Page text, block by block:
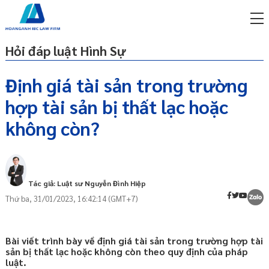
Hỏi đáp luật Hình Sự
Định giá tài sản trong trường
hợp tài sản bị thất lạc hoặc
không còn?
Tác giả: Luật sư Nguyễn Đình Hiệp
Thứ ba, 31/01/2023, 16:42:14 (GMT+7)
Bài viết trình bày về định giá tài sản trong trường hợp tài
sản bị thất lạc hoặc không còn theo quy định của pháp
luật.
1. Cơ sở pháp lý
phí qua zalo
sư trực tuyến online
ty/doanh nghiệp
gói
phí qua zalo
sư trực tuyến online
ty/doanh nghiệp
gói